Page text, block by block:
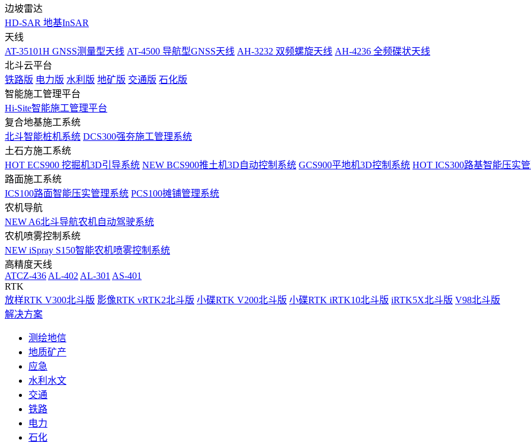
边坡雷达
HD-SAR 地基InSAR
天线
AT-35101H GNSS测量型天线 AT-4500 导航型GNSS天线 AH-3232 双频螺旋天线 AH-4236 全频碟状天线
北斗云平台
铁路版 电力版 水利版 地矿版 交通版 石化版
智能施工管理平台
Hi-Site智能施工管理平台
复合地基施工系统
北斗智能桩机系统 DCS300强夯施工管理系统
土石方施工系统
HOT ECS900 挖掘机3D引导系统 NEW BCS900推土机3D自动控制系统 GCS900平地机3D控制系统 HOT ICS300路基智能压实
路面施工系统
ICS100路面智能压实管理系统 PCS100摊铺管理系统
农机导航
NEW A6北斗导航农机自动驾驶系统
农机喷雾控制系统
NEW iSpray S150智能农机喷雾控制系统
高精度天线
ATCZ-436 AL-402 AL-301 AS-401
RTK
放样RTK V300北斗版 影像RTK vRTK2北斗版 小碟RTK V200北斗版 小碟RTK iRTK10北斗版 iRTK5X北斗版 V98北斗版
解决方案
测绘地信
地质矿产
应急
水利水文
交通
铁路
电力
石化